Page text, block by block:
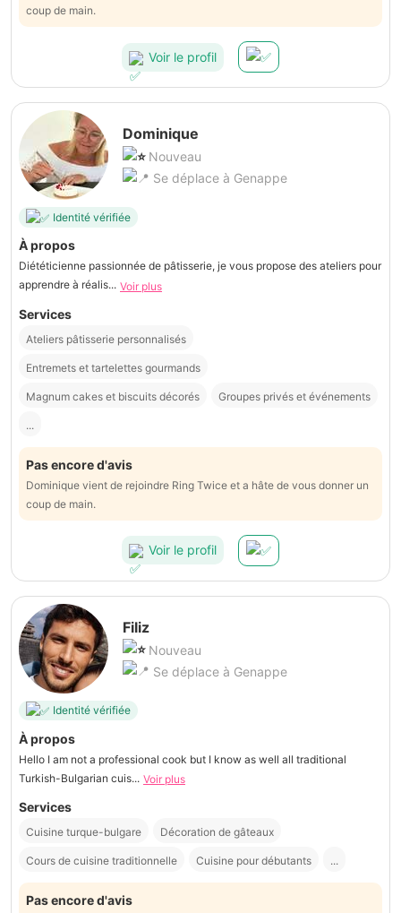
coup de main.
Voir le profil
Dominique
Nouveau
Se déplace à Genappe
Identité vérifiée
À propos
Diététicienne passionnée de pâtisserie, je vous propose des ateliers pour
apprendre à réalis... Voir plus
Services
Ateliers pâtisserie personnalisés
Entremets et tartelettes gourmands
Magnum cakes et biscuits décorés Groupes privés et événements
...
Pas encore d'avis
Dominique vient de rejoindre Ring Twice et a hâte de vous donner un
coup de main.
Voir le profil
Filiz
Nouveau
Se déplace à Genappe
Identité vérifiée
À propos
Hello I am not a professional cook but I know as well all traditional
Turkish-Bulgarian cuis... Voir plus
Services
Cuisine turque-bulgare Décoration de gâteaux
Cours de cuisine traditionnelle Cuisine pour débutants ...
Pas encore d'avis